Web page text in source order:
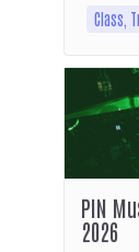
Class,
PIN
2026